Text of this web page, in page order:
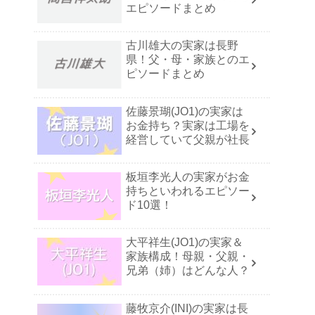
エピソードまとめ
古川雄大の実家は長野
県！父・母・家族とのエ
ピソードまとめ
佐藤景瑚(JO1)の実家は
お金持ち？実家は工場を
経営していて父親が社長
板垣李光人の実家がお金
持ちといわれるエピソー
ド10選！
大平祥生(JO1)の実家＆
家族構成！母親・父親・
兄弟（姉）はどんな人？
藤牧京介(INI)の実家は長